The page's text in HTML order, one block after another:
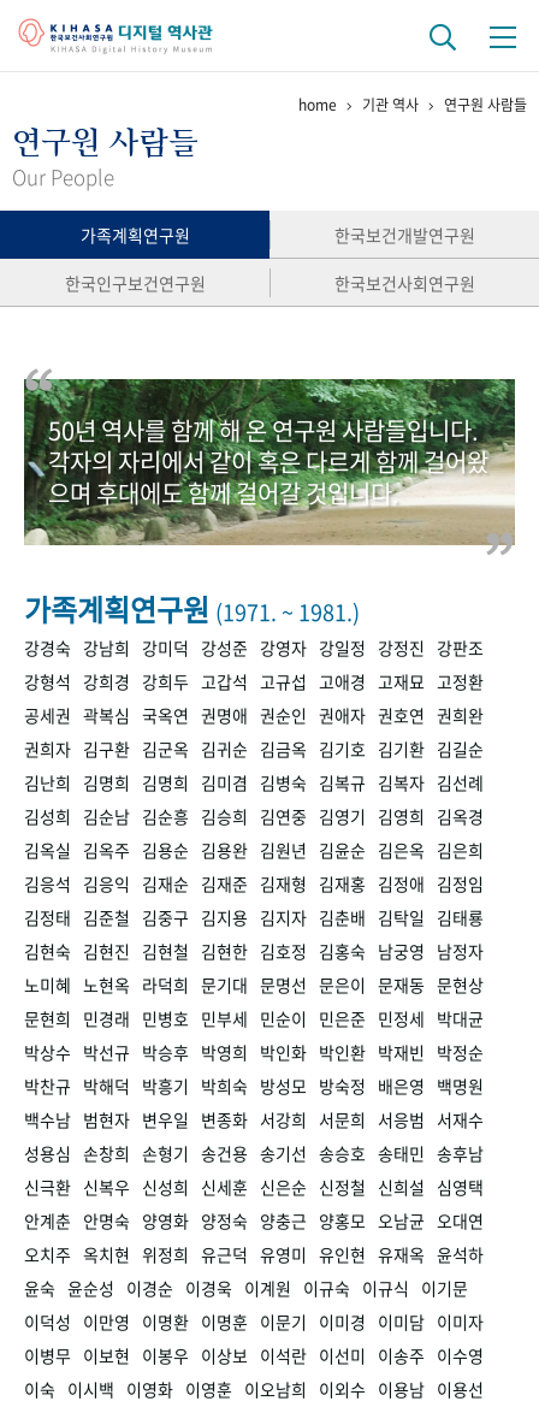
걸어온 길 기관 변천사
연구 역사
정책과 연구 키워드로 보는 연구 역사
연구자들
간행물 변천사
기록물 아카이브
사진 아카이브 문서 기록물 행정박물 영상 기록물
50+1주년 기념
+1
VR 역사관
home 기관 역사 연구원 사람들
연구원 사람들
Our People
가족계획연구원
한국보건개발연구원
한국인구보건연구원
한국보건사회연구원
50년 역사를 함께 해 온 연구원 사람들입니다.
각자의 자리에서 같이 혹은 다르게 함께 걸어왔
으며 후대에도 함께 걸어갈 것입니다.
가족계획연구원 (1971. ~ 1981.)
강경숙 강남희 강미덕 강성준 강영자 강일정 강정진
강판조
강형석
강희경 강희두 고갑석 고규섭 고애경 고재묘 고정환
공세권 곽복심 국옥연 권명애 권순인 권애자 권호연 권희완
권희자 김구환 김군옥 김귀순 김금옥 김기호 김기환 김길순
김난희
김명희 김명희 김미겸 김병숙 김복규 김복자 김선례
김성희
김순남 김순흥 김승희 김연중 김영기 김영희
김옥경
김옥실
김옥주 김용순 김용완 김원년 김윤순 김은옥 김은희
김응석
김응익 김재순 김재준 김재형 김재홍 김정애 김정임
김정태 김준철 김중구 김지용 김지자 김춘배 김탁일
김태룡
김현숙 김현진 김현철 김현한 김호정 김홍숙 남궁영
남정자
노미혜 노현옥 라덕희 문기대 문명선 문은이 문재동 문현상
문현희
민경래 민병호 민부세 민순이 민은준 민정세 박대균
박상수 박선규 박승후 박영희 박인화 박인환 박재빈
박정순
박찬규 박해덕 박흥기 박희숙 방성모 방숙정 배은영
백명원
백수남 범현자 변우일 변종화 서강희 서문희 서응범
서재수
성용심 손창희 손형기 송건용 송기선 송승호 송태민 송후남
신극환 신복우 신성희 신세훈 신은순 신정철 신희설
심영택
안계춘 안명숙 양영화 양정숙 양충근 양홍모 오남균 오대연
오치주 옥치현 위정희 유근덕 유영미 유인현 유재옥 윤석하
윤숙 윤순성 이경순 이경욱 이계원 이규숙 이규식
이기문
이덕성
이만영 이명환 이명훈 이문기 이미경 이미담 이미자
이병무 이보현 이봉우 이상보 이석란 이선미 이송주 이수영
이숙 이시백 이영화 이영훈 이오남희 이외수 이용남 이용선